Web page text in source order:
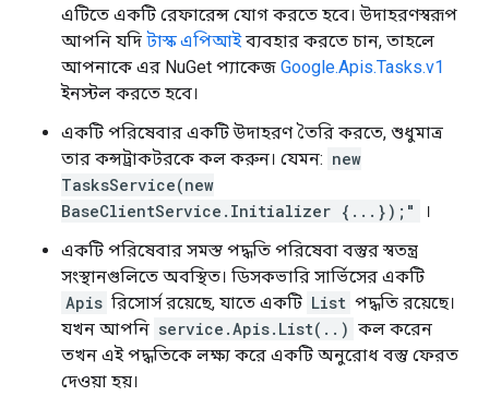
এটিতে একটি রেফারেন্স যোগ করতে হবে। উদাহরণস্বরূপ
আপনি যদি টাস্ক এপিআইব্যবহার করতে চান, তাহলে
আপনাকে এর NuGet প্যাকেজ Google.Apis.Tasks.v1
ইনস্টল করতে হবে।
একটি পরিষেবার একটি উদাহরণ তৈরি করতে, শুধুমাত্র
তার কন্সট্রাকটরকে কল করুন। যেমন: new
TasksService(new
BaseClientService.Initializer {...});"
।
একটি পরিষেবার সমস্ত পদ্ধতি পরিষেবা বস্তুর স্বতন্ত্র
সংস্থানগুলিতে অবস্থিত। ডিসকভারি সার্ভিসের একটি
Apis রিসোর্স রয়েছে, যাতে একটি List পদ্ধতি রয়েছে।
যখন আপনি service.Apis.List(..) কল করেন
তখন এই পদ্ধতিকে লক্ষ্য করে একটি অনুরোধ বস্তু ফেরত
দেওয়া হয়।